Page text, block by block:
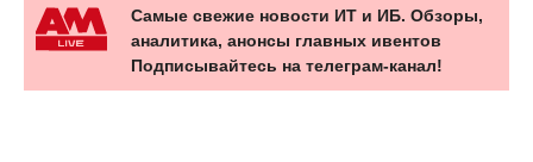
Самые свежие новости ИТ и ИБ. Обзоры,
аналитика, анонсы главных ивентов
Подписывайтесь на телеграм-канал!